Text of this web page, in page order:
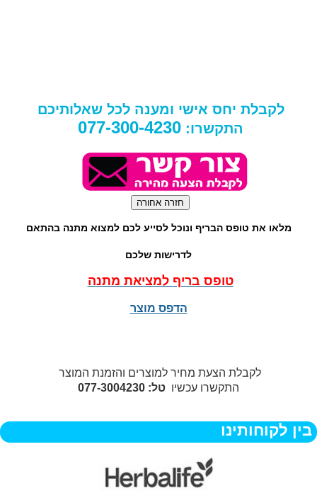
לקבלת יחס אישי ומענה לכל שאלותיכם
התקשרו: 077-300-4230
מלאו את טופס הבריף ונוכל לסייע לכם למצוא מתנה בהתאם
לדרישות שלכם
טופס בריף למציאת מתנה
הדפס מוצר
לקבלת הצעת מחיר למוצרים והזמנת המוצר
התקשרו עכשיו טל: 077-3004230
בין לקוחותינו